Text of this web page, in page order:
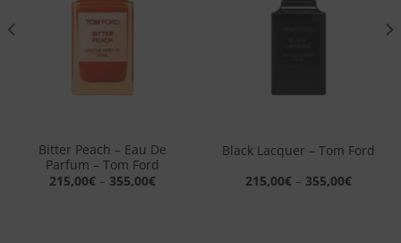
Bitter Peach – Eau De
Parfum – Tom Ford
215,00€ – 355,00€
Black Lacquer – Tom Ford
215,00€ – 355,00€